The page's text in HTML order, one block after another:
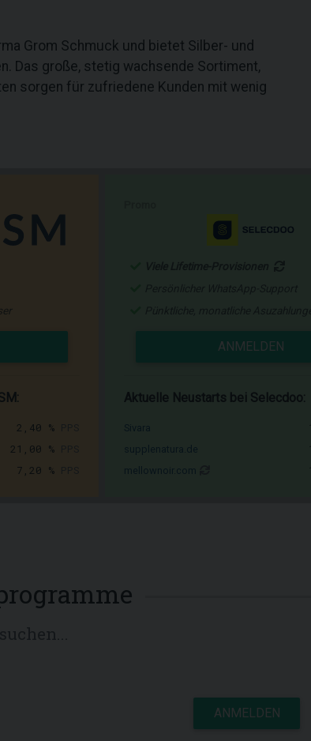
Grom Schmuck und bietet Silber- und
Das große, stetig wachsende Sortiment,
sorgen für zufriedene Kunden mit wenig
2,40 %
21,00 %
7,20 %
ANMELDEN
Aktuelle Neustarts bei Selecdoo:
ANMELDEN